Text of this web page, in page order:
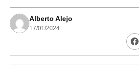
Alberto Alejo
17/01/2024